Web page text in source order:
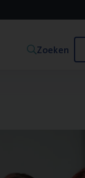
Zoeken